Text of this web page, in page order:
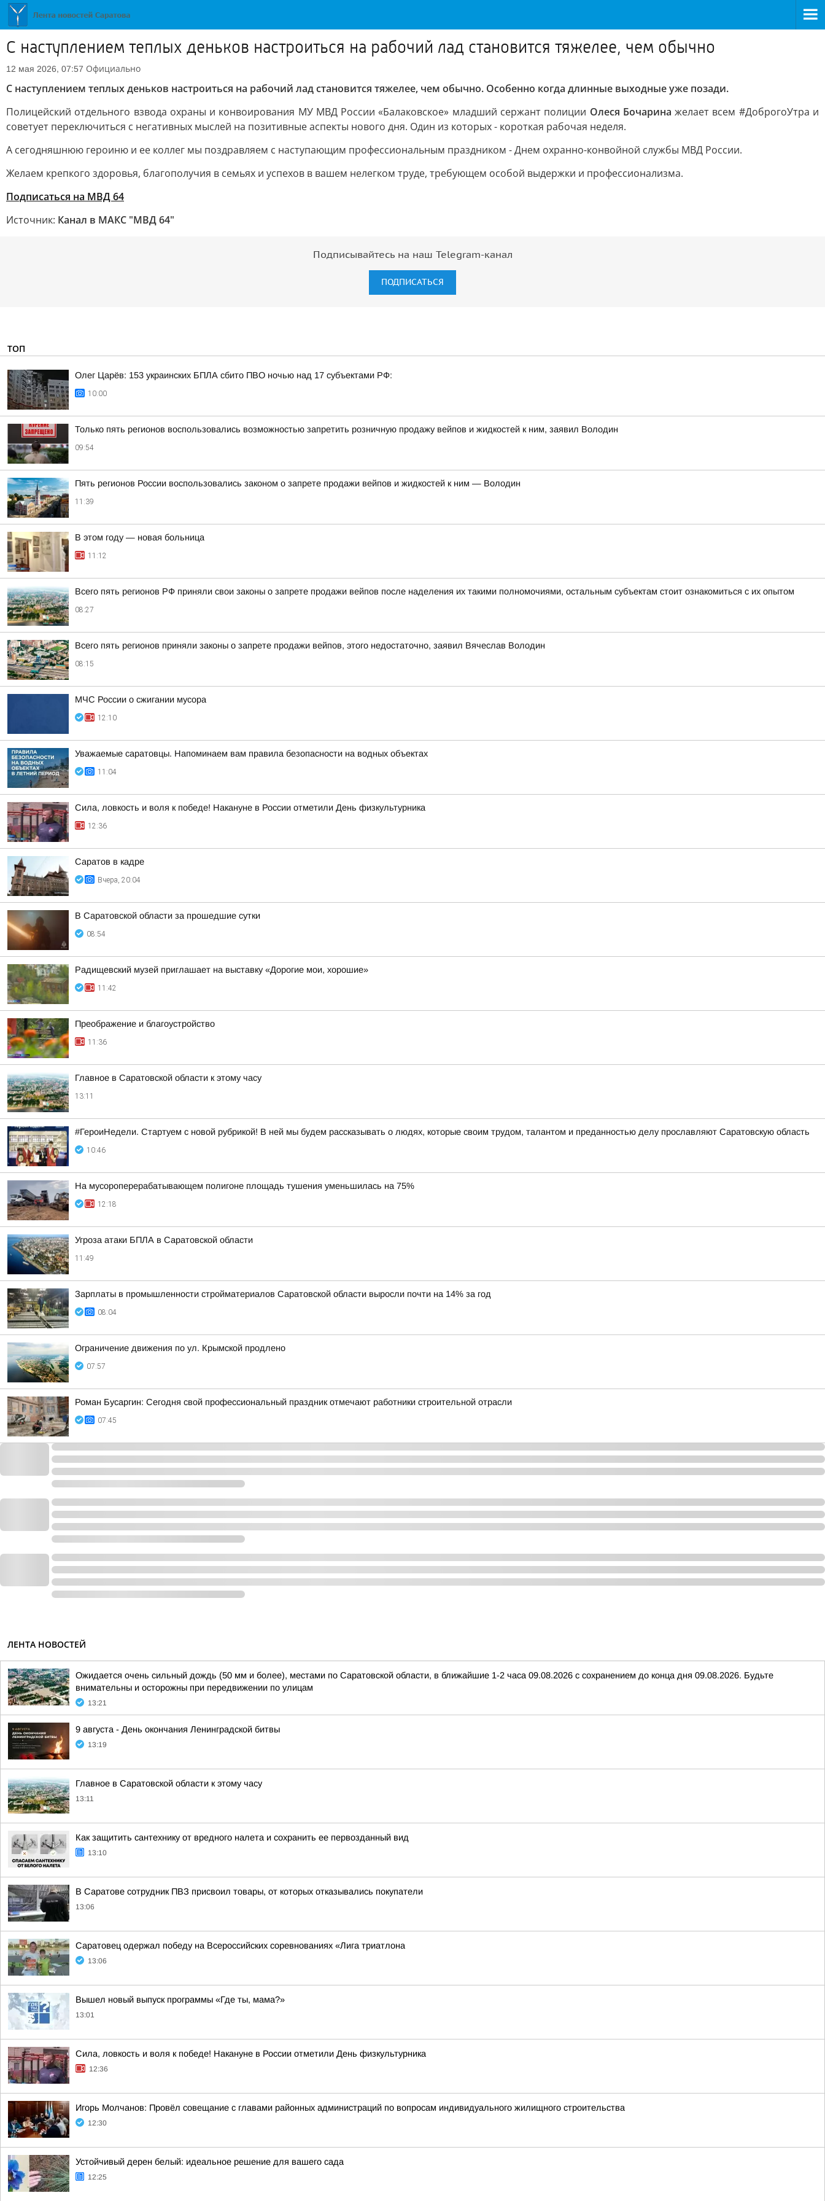
С наступлением теплых деньков настроиться на рабочий лад становится тяжелее, чем обычно
12 мая 2026, 07:57 Официально
С наступлением теплых деньков настроиться на рабочий лад становится тяжелее, чем обычно. Особенно когда длинные выходные уже позади.
Полицейский отдельного взвода охраны и конвоирования МУ МВД России «Балаковское» младший сержант полиции Олеся Бочарина желает всем #ДоброгоУтра и
советует переключиться с негативных мыслей на позитивные аспекты нового дня. Один из которых - короткая рабочая неделя.
А сегодняшнюю героиню и ее коллег мы поздравляем с наступающим профессиональным праздником - Днем охранно-конвойной службы МВД России.
Желаем крепкого здоровья, благополучия в семьях и успехов в вашем нелегком труде, требующем особой выдержки и профессионализма.
Подписаться на МВД 64
Источник: Канал в МАКС "МВД 64"
Подписывайтесь на наш Telegram-канал
ПОДПИСАТЬСЯ
ТОП
Олег Царёв: 153 украинских БПЛА сбито ПВО ночью над 17 субъектами РФ:
10:00
Только пять регионов воспользовались возможностью запретить розничную продажу вейпов и жидкостей к ним, заявил Володин
09:54
Пять регионов России воспользовались законом о запрете продажи вейпов и жидкостей к ним — Володин
11:39
В этом году — новая больница
11:12
Всего пять регионов РФ приняли свои законы о запрете продажи вейпов после наделения их такими полномочиями, остальным субъектам стоит ознакомиться с их опытом
08:27
Всего пять регионов приняли законы о запрете продажи вейпов, этого недостаточно, заявил Вячеслав Володин
08:15
МЧС России о сжигании мусора
12:10
Уважаемые саратовцы. Напоминаем вам правила безопасности на водных объектах
11:04
Сила, ловкость и воля к победе! Накануне в России отметили День физкультурника
12:36
Саратов в кадре
Вчера, 20:04
В Саратовской области за прошедшие сутки
08:54
Радищевский музей приглашает на выставку «Дорогие мои, хорошие»
11:42
Преображение и благоустройство
11:36
Главное в Саратовской области к этому часу
13:11
#ГероиНедели. Стартуем с новой рубрикой! В ней мы будем рассказывать о людях, которые своим трудом, талантом и преданностью делу прославляют Саратовскую область
10:46
На мусороперерабатывающем полигоне площадь тушения уменьшилась на 75%
12:18
Угроза атаки БПЛА в Саратовской области
11:49
Зарплаты в промышленности стройматериалов Саратовской области выросли почти на 14% за год
08:04
Ограничение движения по ул. Крымской продлено
07:57
Роман Бусаргин: Сегодня свой профессиональный праздник отмечают работники строительной отрасли
07:45
ЛЕНТА НОВОСТЕЙ
Ожидается очень сильный дождь (50 мм и более), местами по Саратовской области, в ближайшие 1-2 часа 09.08.2026 с сохранением до конца дня 09.08.2026. Будьте
внимательны и осторожны при передвижении по улицам
13:21
9 августа - День окончания Ленинградской битвы
13:19
Главное в Саратовской области к этому часу
13:11
Как защитить сантехнику от вредного налета и сохранить ее первозданный вид
13:10
В Саратове сотрудник ПВЗ присвоил товары, от которых отказывались покупатели
13:06
Саратовец одержал победу на Всероссийских соревнованиях «Лига триатлона
13:06
Вышел новый выпуск программы «Где ты, мама?»
13:01
Сила, ловкость и воля к победе! Накануне в России отметили День физкультурника
12:36
Игорь Молчанов: Провёл совещание с главами районных администраций по вопросам индивидуального жилищного строительства
12:30
Устойчивый дерен белый: идеальное решение для вашего сада
12:25